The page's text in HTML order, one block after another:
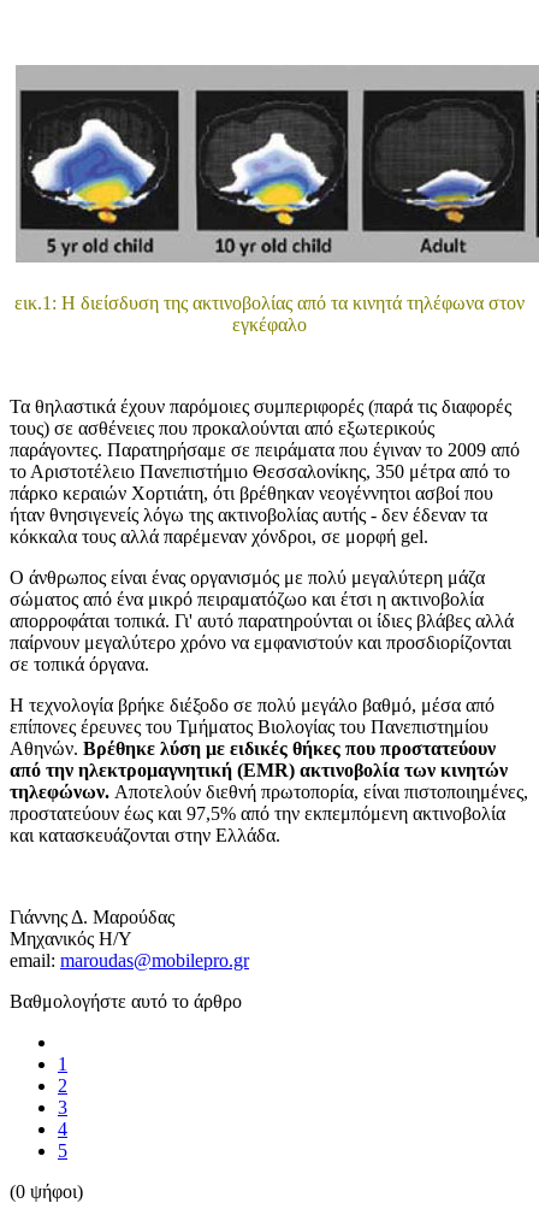
εικ.1: Η διείσδυση της ακτινοβολίας από τα κινητά τηλέφωνα στον
εγκέφαλο
Τα θηλαστικά έχουν παρόμοιες συμπεριφορές (παρά τις διαφορές
τους) σε ασθένειες που προκαλούνται από εξωτερικούς
παράγοντες. Παρατηρήσαμε σε πειράματα που έγιναν τo 2009 από
το Αριστοτέλειο Πανεπιστήμιο Θεσσαλονίκης, 350 μέτρα από το
πάρκο κεραιών Χορτιάτη, ότι βρέθηκαν νεογέννητοι ασβοί που
ήταν θνησιγενείς λόγω της ακτινοβολίας αυτής - δεν έδεναν τα
κόκκαλα τους αλλά παρέμεναν χόνδροι, σε μορφή gel.
Ο άνθρωπος είναι ένας οργανισμός με πολύ μεγαλύτερη μάζα
σώματος από ένα μικρό πειραματόζωο και έτσι η ακτινοβολία
απορροφάται τοπικά. Γι' αυτό παρατηρούνται οι ίδιες βλάβες αλλά
παίρνουν μεγαλύτερο χρόνο να εμφανιστούν και προσδιορίζονται
σε τοπικά όργανα.
Η τεχνολογία βρήκε διέξοδο σε πολύ μεγάλο βαθμό, μέσα από
επίπονες έρευνες του Τμήματος Βιολογίας του Πανεπιστημίου
Αθηνών. Βρέθηκε λύση με ειδικές θήκες που προστατεύουν
από την ηλεκτρομαγνητική (EMR) ακτινοβολία των κινητών
τηλεφώνων. Αποτελούν διεθνή πρωτοπορία, είναι πιστοποιημένες,
προστατεύουν έως και 97,5% από την εκπεμπόμενη ακτινοβολία
και κατασκευάζονται στην Ελλάδα.
Γιάννης Δ. Μαρούδας
Μηχανικός Η/Υ
email: maroudas@mobilepro.gr
Βαθμολογήστε αυτό το άρθρο
1
2
3
4
5
(0 ψήφοι)